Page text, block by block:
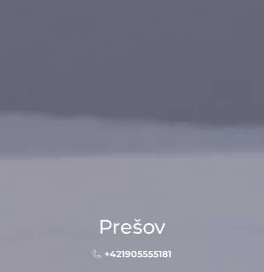
Prešov
+421905555181